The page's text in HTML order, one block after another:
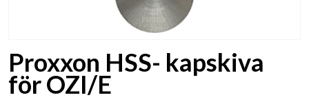
Proxxon HSS- kapskiva
för OZI/E